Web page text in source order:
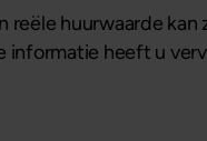
huurwaarde kan
informatie heeft u